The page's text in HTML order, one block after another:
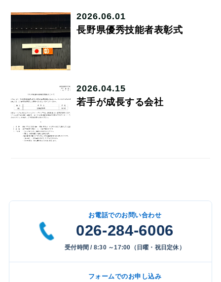
2026.06.01
長野県優秀技能者表彰式
2026.04.15
若手が成長する会社
お電話でのお問い合わせ
026-284-6006
受付時間 / 8:30 ～17:00（日曜・祝日定休）
フォームでのお申し込み